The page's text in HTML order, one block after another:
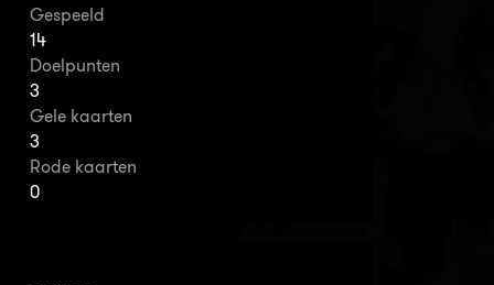
Gespeeld
14
Doelpunten
3
Gele kaarten
3
Rode kaarten
0